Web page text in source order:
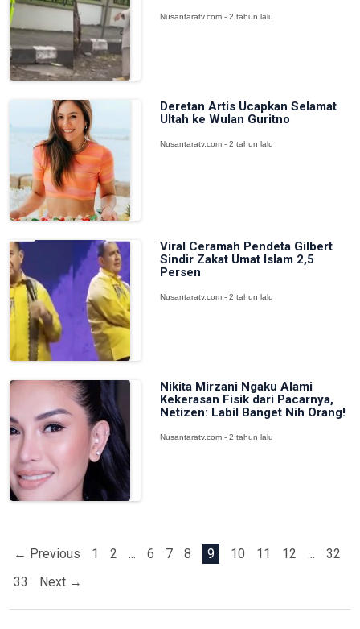
Nusantaratv.com - 2 tahun lalu
Deretan Artis Ucapkan Selamat
Ultah ke Wulan Guritno
Nusantaratv.com - 2 tahun lalu
Viral Ceramah Pendeta Gilbert
Sindir Zakat Umat Islam 2,5
Persen
Nusantaratv.com - 2 tahun lalu
Nikita Mirzani Ngaku Alami
Kekerasan Fisik dari Pacarnya,
Netizen: Labil Banget Nih Orang!
Nusantaratv.com - 2 tahun lalu
← Previous 1 2 ... 6 7 8 9 10 11 12 ...
32
33
Next →